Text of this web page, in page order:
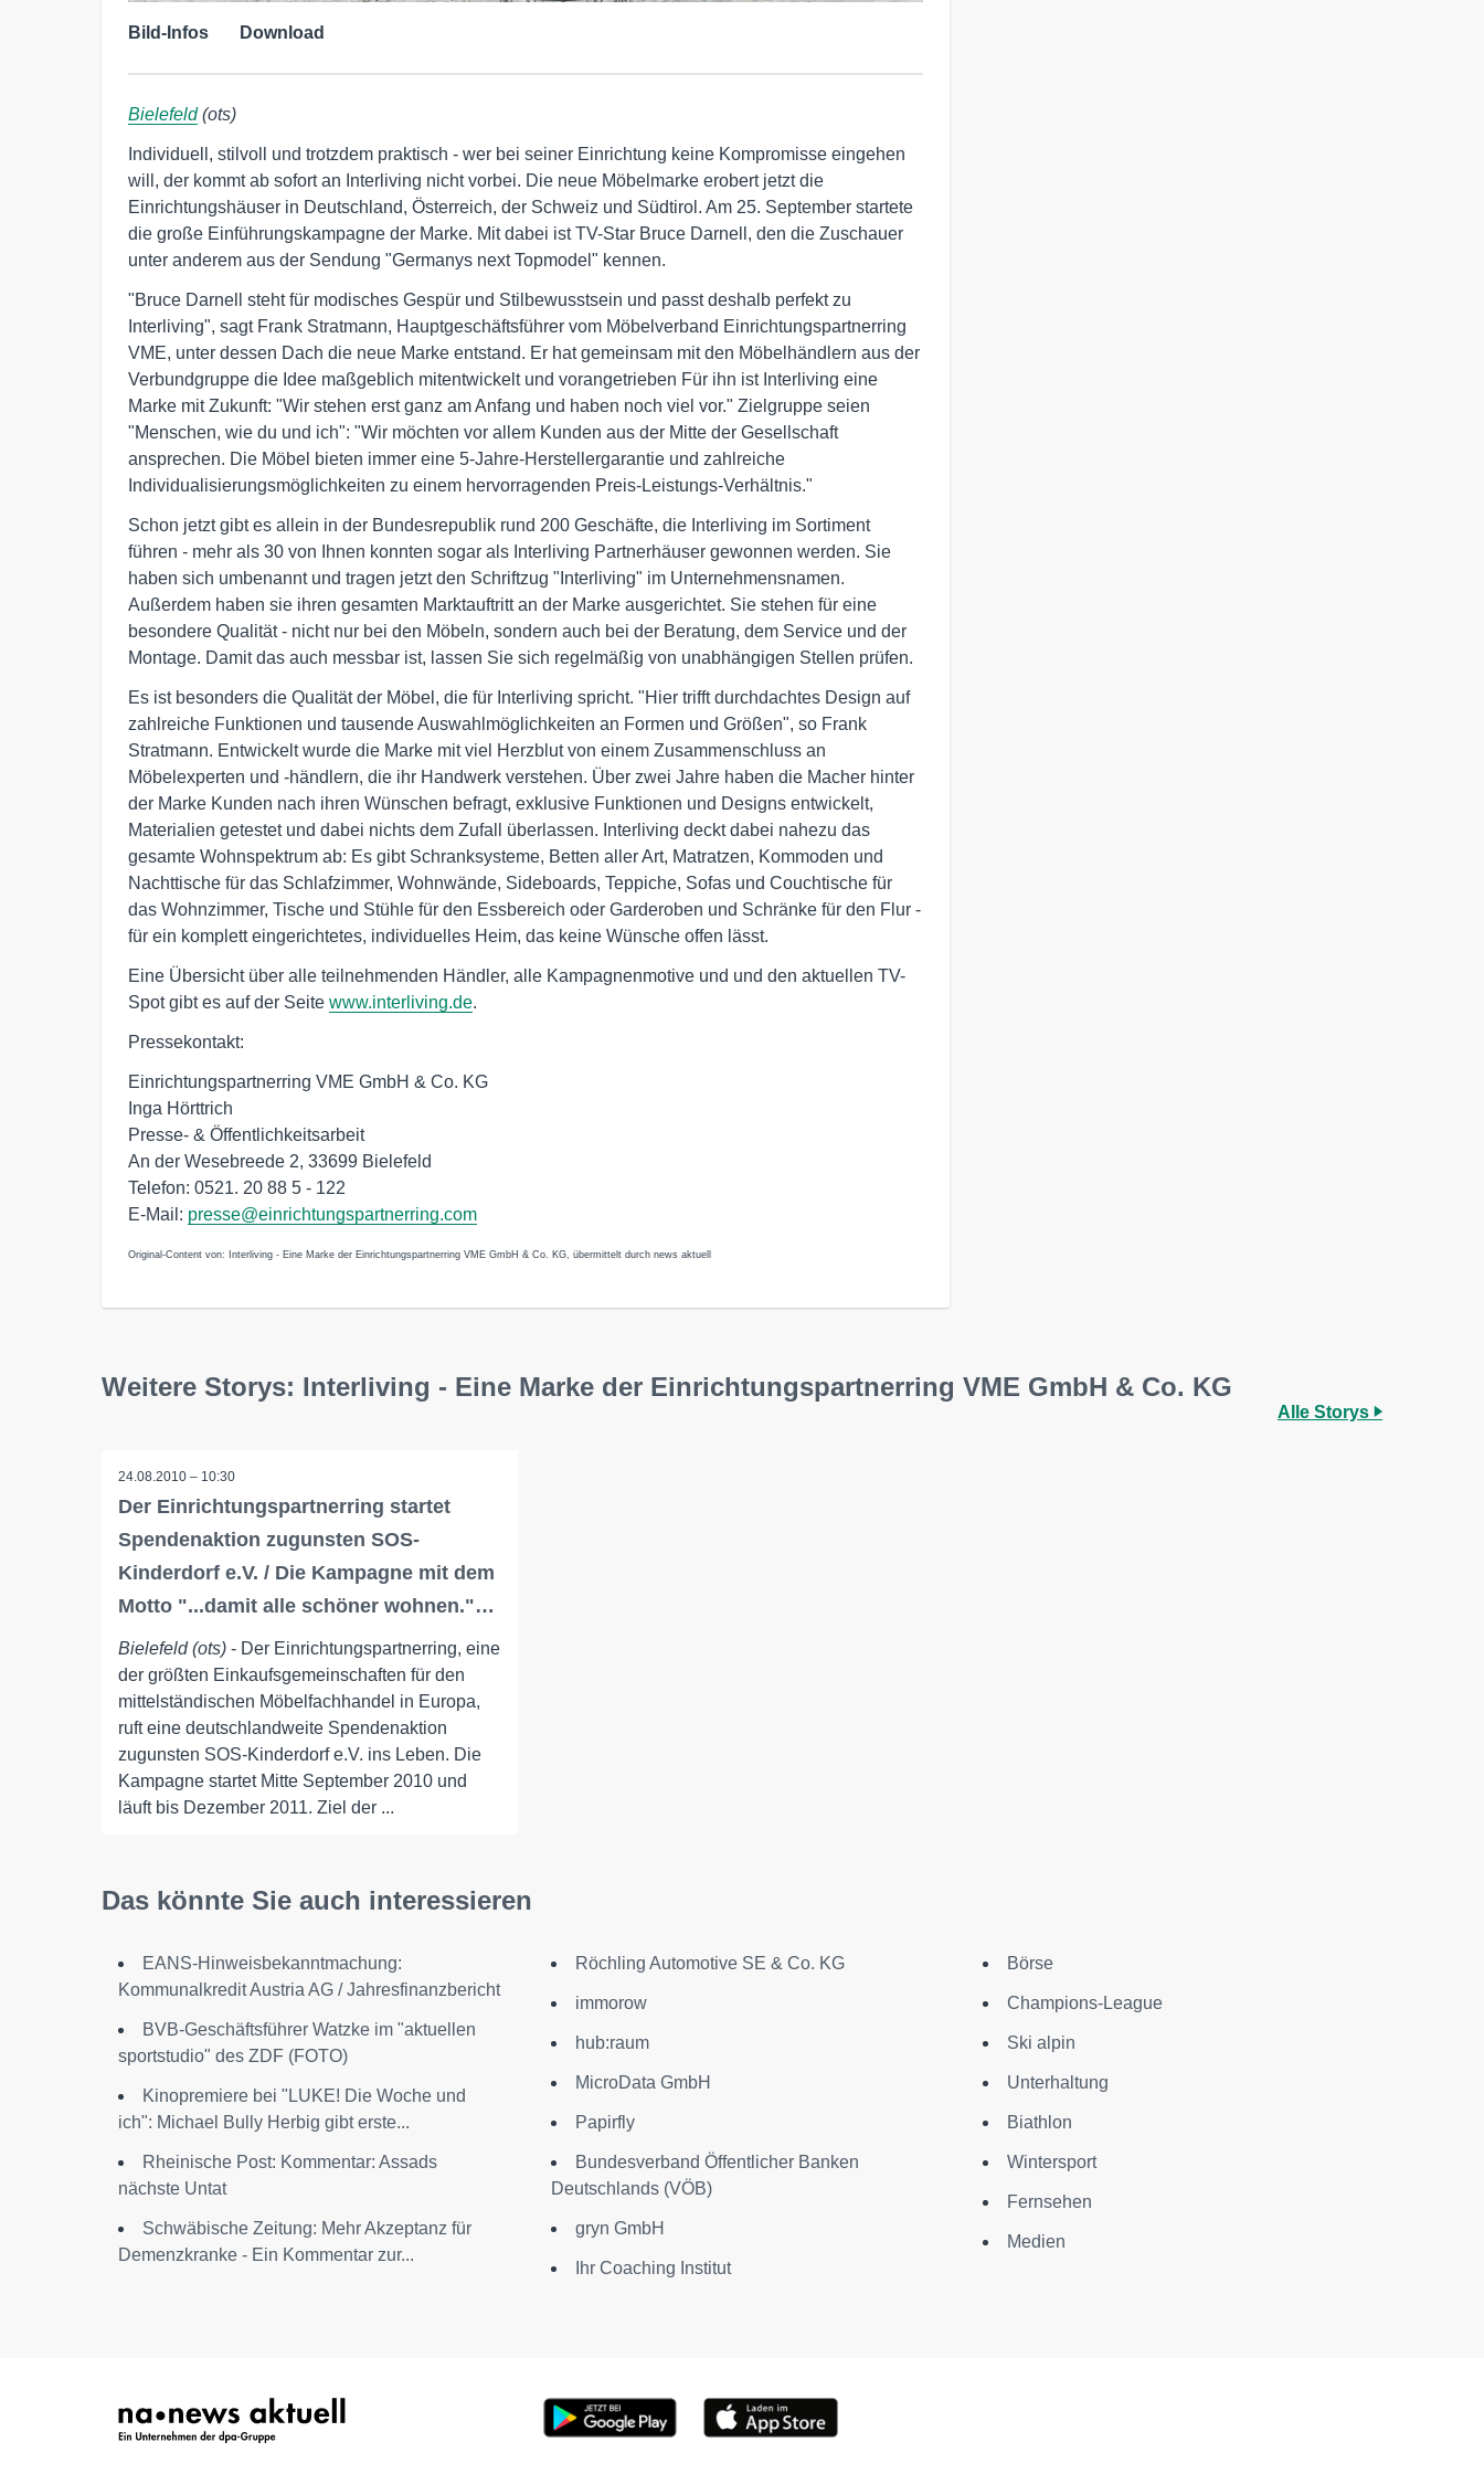
Bild-Infos Download
Bielefeld(ots)
Individuell, stilvoll und trotzdem praktisch - wer bei seiner Einrichtung keine Kompromisse eingehen
will, der kommt ab sofort an Interliving nicht vorbei. Die neue Möbelmarke erobert jetzt die
Einrichtungshäuser in Deutschland, Österreich, der Schweiz und Südtirol. Am 25. September startete
die große Einführungskampagne der Marke. Mit dabei ist TV-Star Bruce Darnell, den die Zuschauer
unter anderem aus der Sendung "Germanys next Topmodel" kennen.
"Bruce Darnell steht für modisches Gespür und Stilbewusstsein und passt deshalb perfekt zu
Interliving", sagt Frank Stratmann, Hauptgeschäftsführer vom Möbelverband Einrichtungspartnerring
VME, unter dessen Dach die neue Marke entstand. Er hat gemeinsam mit den Möbelhändlern aus der
Verbundgruppe die Idee maßgeblich mitentwickelt und vorangetrieben Für ihn ist Interliving eine
Marke mit Zukunft: "Wir stehen erst ganz am Anfang und haben noch viel vor." Zielgruppe seien
"Menschen, wie du und ich": "Wir möchten vor allem Kunden aus der Mitte der Gesellschaft
ansprechen. Die Möbel bieten immer eine 5-Jahre-Herstellergarantie und zahlreiche
Individualisierungsmöglichkeiten zu einem hervorragenden Preis-Leistungs-Verhältnis."
Schon jetzt gibt es allein in der Bundesrepublik rund 200 Geschäfte, die Interliving im Sortiment
führen - mehr als 30 von Ihnen konnten sogar als Interliving Partnerhäuser gewonnen werden. Sie
haben sich umbenannt und tragen jetzt den Schriftzug "Interliving" im Unternehmensnamen.
Außerdem haben sie ihren gesamten Marktauftritt an der Marke ausgerichtet. Sie stehen für eine
besondere Qualität - nicht nur bei den Möbeln, sondern auch bei der Beratung, dem Service und der
Montage. Damit das auch messbar ist, lassen Sie sich regelmäßig von unabhängigen Stellen prüfen.
Es ist besonders die Qualität der Möbel, die für Interliving spricht. "Hier trifft durchdachtes Design auf
zahlreiche Funktionen und tausende Auswahlmöglichkeiten an Formen und Größen", so Frank
Stratmann. Entwickelt wurde die Marke mit viel Herzblut von einem Zusammenschluss an
Möbelexperten und -händlern, die ihr Handwerk verstehen. Über zwei Jahre haben die Macher hinter
der Marke Kunden nach ihren Wünschen befragt, exklusive Funktionen und Designs entwickelt,
Materialien getestet und dabei nichts dem Zufall überlassen. Interliving deckt dabei nahezu das
gesamte Wohnspektrum ab: Es gibt Schranksysteme, Betten aller Art, Matratzen, Kommoden und
Nachttische für das Schlafzimmer, Wohnwände, Sideboards, Teppiche, Sofas und Couchtische für
das Wohnzimmer, Tische und Stühle für den Essbereich oder Garderoben und Schränke für den Flur -
für ein komplett eingerichtetes, individuelles Heim, das keine Wünsche offen lässt.
Eine Übersicht über alle teilnehmenden Händler, alle Kampagnenmotive und und den aktuellen TV-
Spot gibt es auf der Seite www.interliving.de.
Pressekontakt:
Einrichtungspartnerring VME GmbH & Co. KG
Inga Hörttrich
Presse- & Öffentlichkeitsarbeit
An der Wesebreede 2, 33699 Bielefeld
Telefon: 0521. 20 88 5 - 122
E-Mail: presse@einrichtungspartnerring.com
Original-Content von: Interliving - Eine Marke der Einrichtungspartnerring VME GmbH & Co. KG, übermittelt durch news aktuell
Weitere Storys: Interliving - Eine Marke der Einrichtungspartnerring VME GmbH & Co. KG
Alle Storys
24.08.2010 – 10:30
Der Einrichtungspartnerring startet
Spendenaktion zugunsten SOS-
Kinderdorf e.V. / Die Kampagne mit dem
Motto "...damit alle schöner wohnen."…
Bielefeld (ots) - Der Einrichtungspartnerring, eine
der größten Einkaufsgemeinschaften für den
mittelständischen Möbelfachhandel in Europa,
ruft eine deutschlandweite Spendenaktion
zugunsten SOS-Kinderdorf e.V. ins Leben. Die
Kampagne startet Mitte September 2010 und
läuft bis Dezember 2011. Ziel der ...
Das könnte Sie auch interessieren
EANS-Hinweisbekanntmachung:
Kommunalkredit Austria AG / Jahresfinanzbericht
BVB-Geschäftsführer Watzke im "aktuellen
sportstudio" des ZDF (FOTO)
Kinopremiere bei "LUKE! Die Woche und
ich": Michael Bully Herbig gibt erste...
Rheinische Post: Kommentar: Assads
nächste Untat
Schwäbische Zeitung: Mehr Akzeptanz für
Demenzkranke - Ein Kommentar zur...
Röchling Automotive SE & Co. KG
immorow
hub:raum
MicroData GmbH
Papirfly
Bundesverband Öffentlicher Banken
Deutschlands (VÖB)
gryn GmbH
Ihr Coaching Institut
Börse
Champions-League
Ski alpin
Unterhaltung
Biathlon
Wintersport
Fernsehen
Medien